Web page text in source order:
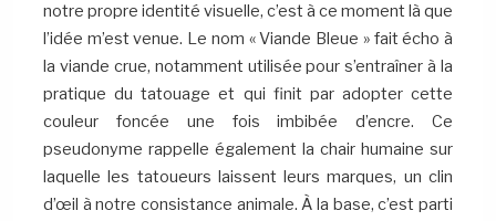
notre propre identité visuelle, c’est à ce moment là que
l’idée m’est venue. Le nom « Viande Bleue » fait écho à
la viande crue, notamment utilisée pour s’entraîner à la
pratique du tatouage et qui finit par adopter cette
couleur foncée une fois imbibée d’encre. Ce
pseudonyme rappelle également la chair humaine sur
laquelle les tatoueurs laissent leurs marques, un clin
d’œil à notre consistance animale. À la base, c’est parti